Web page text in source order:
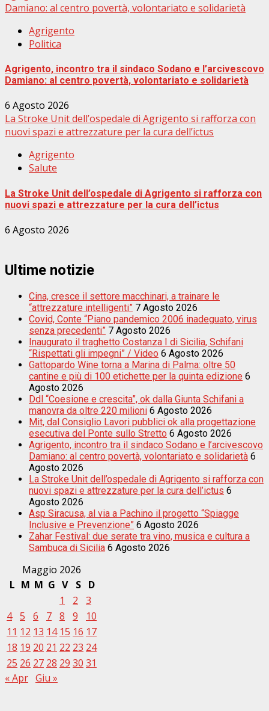
Damiano: al centro povertà, volontariato e solidarietà
Agrigento
Politica
Agrigento, incontro tra il sindaco Sodano e l’arcivescovo
Damiano: al centro povertà, volontariato e solidarietà
6 Agosto 2026
La Stroke Unit dell’ospedale di Agrigento si rafforza con
nuovi spazi e attrezzature per la cura dell’ictus
Agrigento
Salute
La Stroke Unit dell’ospedale di Agrigento si rafforza con
nuovi spazi e attrezzature per la cura dell’ictus
6 Agosto 2026
Ultime notizie
Cina, cresce il settore macchinari, a trainare le
“attrezzature intelligenti” 7 Agosto 2026
Covid, Conte “Piano pandemico 2006 inadeguato, virus
senza precedenti” 7 Agosto 2026
Inaugurato il traghetto Costanza I di Sicilia, Schifani
“Rispettati gli impegni” / Video 6 Agosto 2026
Gattopardo Wine torna a Marina di Palma: oltre 50
cantine e più di 100 etichette per la quinta edizione 6
Agosto 2026
Ddl “Coesione e crescita”, ok dalla Giunta Schifani a
manovra da oltre 220 milioni 6 Agosto 2026
Mit, dal Consiglio Lavori pubblici ok alla progettazione
esecutiva del Ponte sullo Stretto 6 Agosto 2026
Agrigento, incontro tra il sindaco Sodano e l’arcivescovo
Damiano: al centro povertà, volontariato e solidarietà 6
Agosto 2026
La Stroke Unit dell’ospedale di Agrigento si rafforza con
nuovi spazi e attrezzature per la cura dell’ictus 6
Agosto 2026
Asp Siracusa, al via a Pachino il progetto “Spiagge
Inclusive e Prevenzione” 6 Agosto 2026
Zahar Festival: due serate tra vino, musica e cultura a
Sambuca di Sicilia 6 Agosto 2026
Maggio 2026
L M M G V S
D
1
2
3
4 5 6 7 8 9
10
11 12 13 14 15 16 17
18 19 20 21 22 23 24
25 26 27 28 29 30 31
« Apr Giu »